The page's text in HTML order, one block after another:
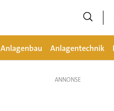
Anlagenbau Anlagentechnik